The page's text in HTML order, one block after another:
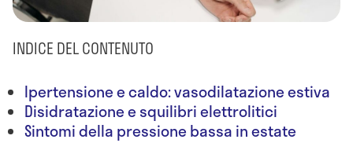
INDICE DEL CONTENUTO
Ipertensione e caldo: vasodilatazione estiva
Disidratazione e squilibri elettrolitici
Sintomi della pressione bassa in estate